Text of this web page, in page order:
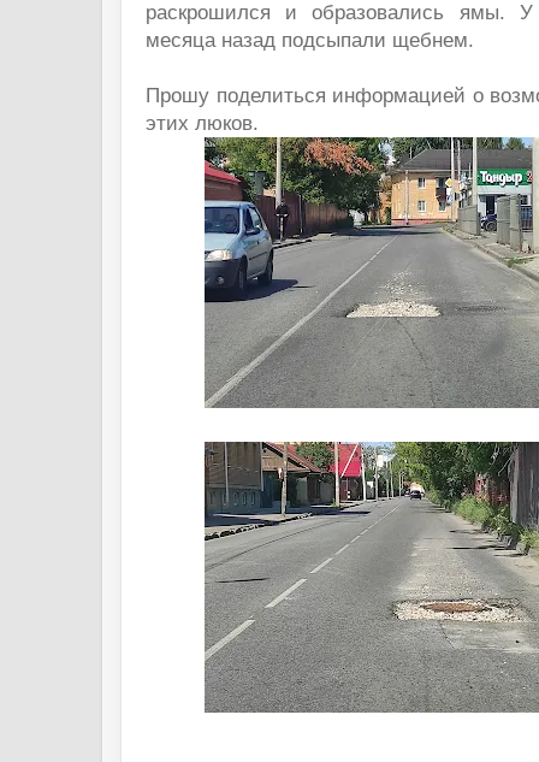
раскрошился и образовались ямы.
месяца назад подсыпали щебнем.
Прошу поделиться информацией о
этих люков.